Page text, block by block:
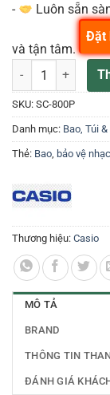
-
Luôn sẵn
và tận tâm.
Bao đàn Piano
Đặt
SKU: SC-800P
Danh mục: Bao, Túi
Thẻ: Bao bảo vệ
Thương hiệu: Casio
MÔ TẢ
BRAND
THÔNG TIN
ĐÁNH GIÁ